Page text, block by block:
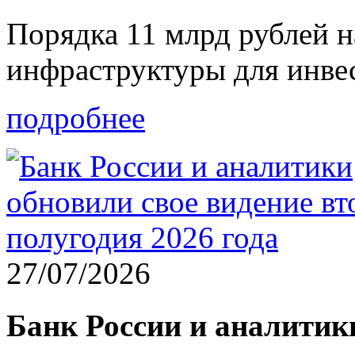
Порядка 11 млрд рублей
инфраструктуры для
подробнее
27/07/2026
Банк России и